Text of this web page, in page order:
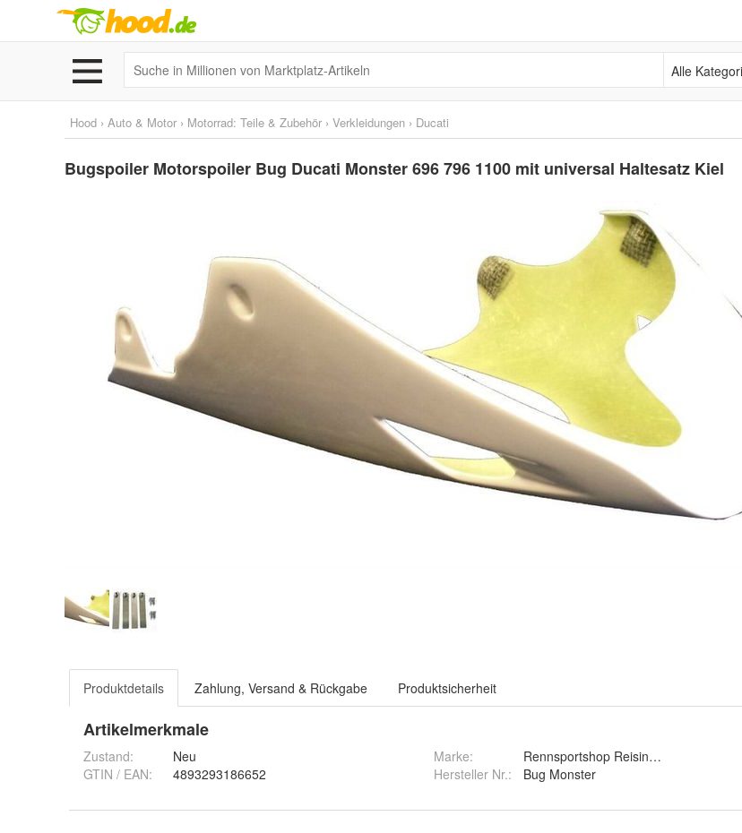
Alle Kategorien
Hood › Auto & Motor › Motorrad: Teile & Zubehör › Verkleidungen › Ducati
Bugspoiler Motorspoiler Bug Ducati Monster 696 796 1100 mit universal Haltesatz Kiel
Produktdetails Zahlung, Versand & Rückgabe Produktsicherheit
Artikelmerkmale
Zustand:
Neu
GTIN / EAN:
4893293186652
Marke:
Rennsportshop Reisinger
Hersteller Nr.:
Bug Monster